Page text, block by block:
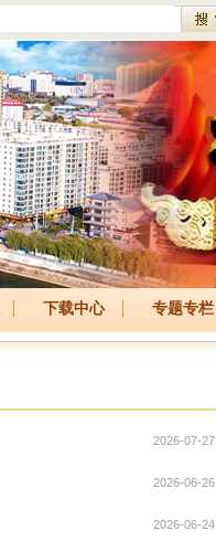
下载中心 专题专栏
2026-07-27
2026-06-26
2026-06-24